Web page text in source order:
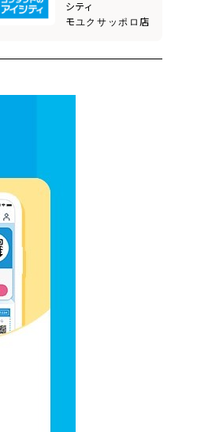
シティ
モユクサッポロ店